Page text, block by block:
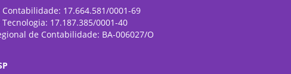
Contabilidade: 17.664.581/0001-69
Tecnologia: 17.187.385/0001-40
de Contabilidade: BA-006027/O